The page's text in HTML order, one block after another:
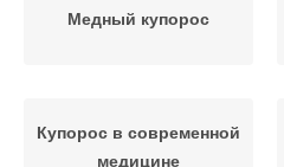
Медный купорос
Купорос в современной
медицине